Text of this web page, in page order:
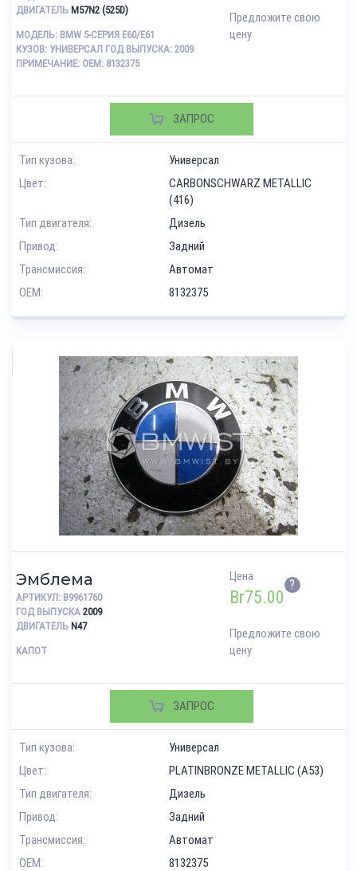
ДВИГАТЕЛЬ M57N2 (525D)
МОДЕЛЬ: BMW 5-СЕРИЯ E60/E61
КУЗОВ: УНИВЕРСАЛ ГОД ВЫПУСКА: 2009
ПРИМЕЧАНИЕ: OEM: 8132375
Предложите свою
цену
ЗАПРОС
Тип кузова:
Универсал
Цвет:
CARBONSCHWARZ METALLIC
(416)
Тип двигателя:
Дизель
Привод:
Задний
Трансмиссия:
Автомат
OEM:
8132375
Эмблема
АРТИКУЛ: B9961760
ГОД ВЫПУСКА 2009
ДВИГАТЕЛЬ N47
КАПОТ
Цена
Br75.00
?
Предложите свою
цену
ЗАПРОС
Тип кузова:
Универсал
Цвет:
PLATINBRONZE METALLIC (A53)
Тип двигателя:
Дизель
Привод:
Задний
Трансмиссия:
Автомат
OEM:
8132375